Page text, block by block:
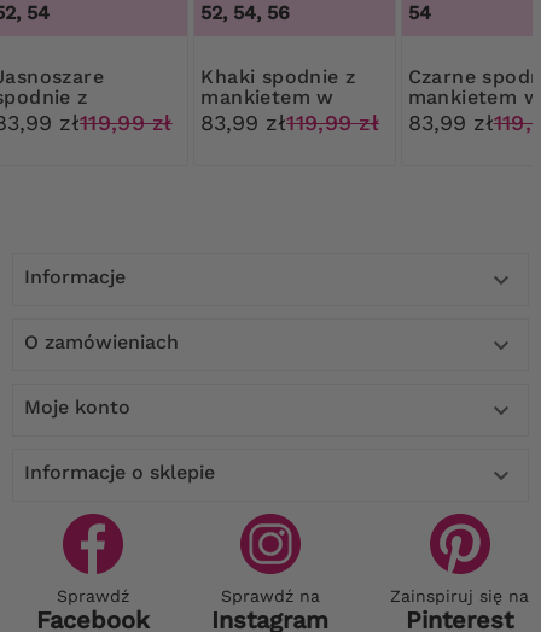
54
z
w
zł119,99 zł
52, 54, 56
Khaki spodnie z
mankietem w
paski
83,99 zł119,99 zł
54
Czarne spodnie z
mankietem w
paski
83,99 zł
Informacje 
O zamówieniach 
Moje konto 
Informacje o sklepie 
Sprawdź
Facebook
Sprawdź na
Instagram
Zainspiruj się na
Pinterest